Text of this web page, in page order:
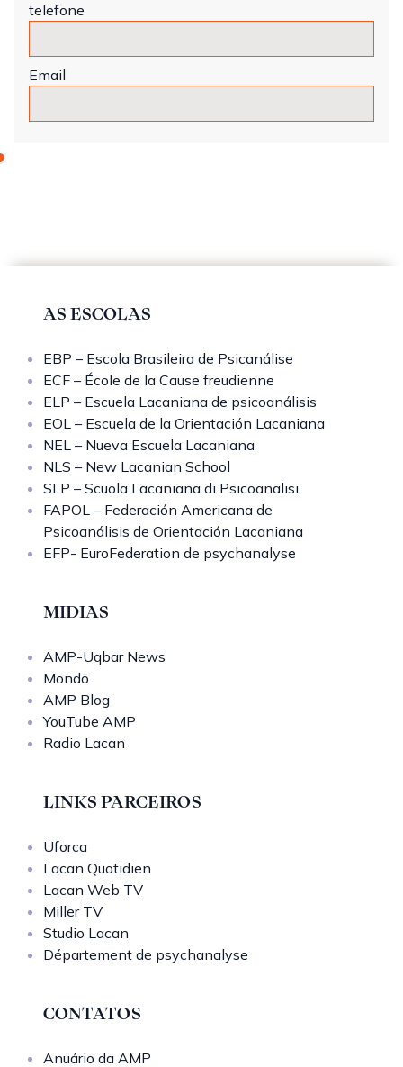
telefone
Email
AS ESCOLAS
EBP – Escola Brasileira de Psicanálise
ECF – École de la Cause freudienne
ELP – Escuela Lacaniana de psicoanálisis
EOL – Escuela de la Orientación Lacaniana
NEL – Nueva Escuela Lacaniana
NLS – New Lacanian School
SLP – Scuola Lacaniana di Psicoanalisi
FAPOL – Federación Americana de
Psicoanálisis de Orientación Lacaniana
EFP- EuroFederation de psychanalyse
MIDIAS
AMP-Uqbar News
Mondō
AMP Blog
YouTube AMP
Radio Lacan
LINKS PARCEIROS
Uforca
Lacan Quotidien
Lacan Web TV
Miller TV
Studio Lacan
Département de psychanalyse
CONTATOS
Anuário da AMP